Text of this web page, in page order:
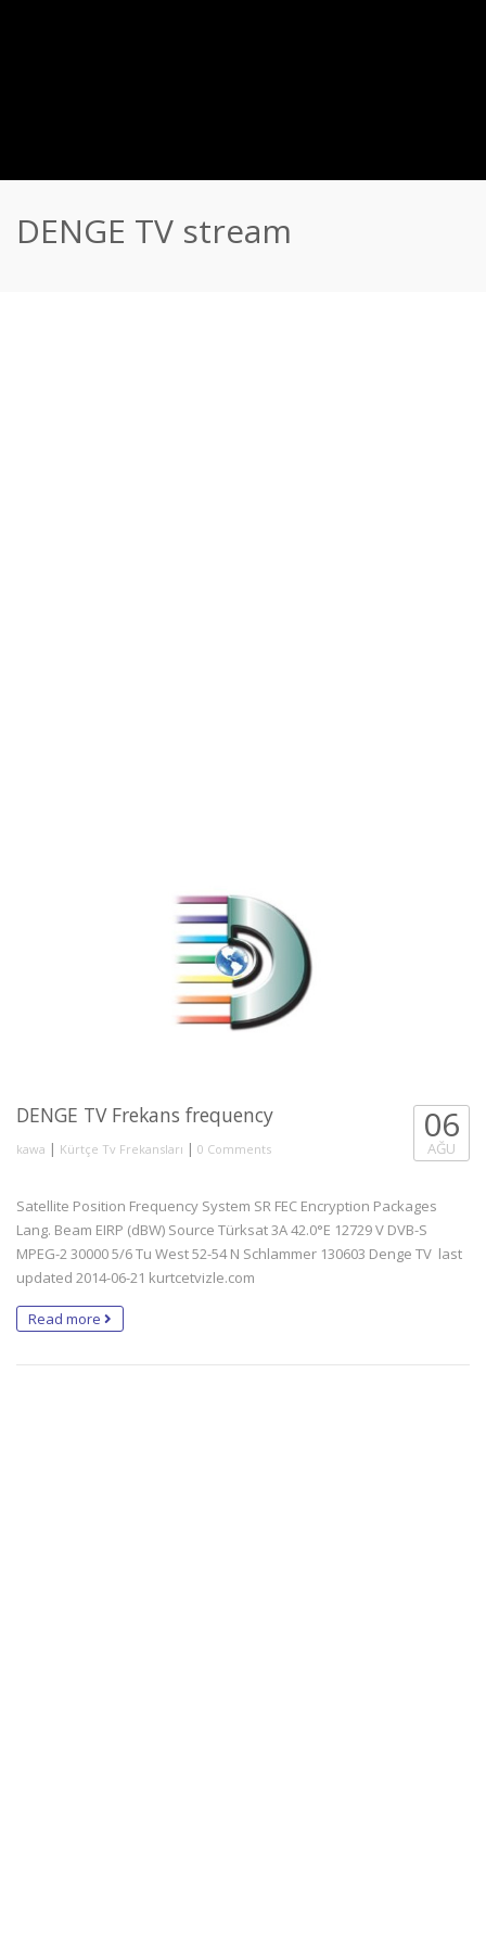
DENGE TV stream
DENGE TV Frekans frequency
kawa | Kürtçe Tv Frekansları | 0 Comments
06
AĞU
Satellite Position Frequency System SR FEC Encryption Packages
Lang. Beam EIRP (dBW) Source Türksat 3A 42.0°E 12729 V DVB-S
MPEG-2 30000 5/6 Tu West 52-54 N Schlammer 130603 Denge TV last
updated 2014-06-21 kurtcetvizle.com
Read more